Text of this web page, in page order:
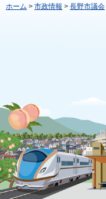
ホーム > 市政情報 > 長野市議会